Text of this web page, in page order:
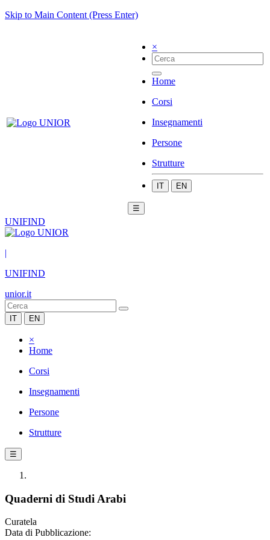
Skip to Main Content (Press Enter)
×
Home
Corsi
Insegnamenti
Persone
Strutture
IT EN
☰
UNIFIND
|
UNIFIND
unior.it
IT EN
×
Home
Corsi
Insegnamenti
Persone
Strutture
☰
Quaderni di Studi Arabi
Curatela
Data di Pubblicazione: